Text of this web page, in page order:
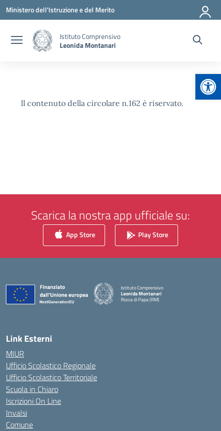
Vai ai contenuti
Vai al menu di navigazione
Vai al footer
Ministero dell'Istruzione e del Merito
Istituto Comprensivo
Leonida Montanari
Il contenuto della circolare n.162 è riservato.
Scarica la nostra app ufficiale su:
App Store Play Store
Istituto Comprensivo
Leonida Montanari
Rocca di Papa (RM)
— Visita la pagina iniziale della scuola
Link Esterni
MIUR
Ufficio Scolastico Regionale
Ufficio Scolastico Territoriale
Scuola in Chiaro
Iscrizioni On Line
Invalsi
Comune